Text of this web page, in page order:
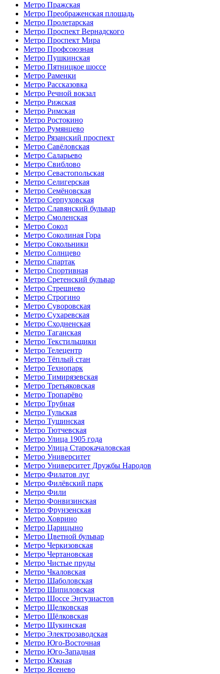
Метро Пражская
Метро Преображенская площадь
Метро Пролетарская
Метро Проспект Вернадского
Метро Проспект Мира
Метро Профсоюзная
Метро Пушкинская
Метро Пятницкое шоссе
Метро Раменки
Метро Рассказовка
Метро Речной вокзал
Метро Рижская
Метро Римская
Метро Ростокино
Метро Румянцево
Метро Рязанский проспект
Метро Савёловская
Метро Саларьево
Метро Свиблово
Метро Севастопольская
Метро Селигерская
Метро Семёновская
Метро Серпуховская
Метро Славянский бульвар
Метро Смоленская
Метро Сокол
Метро Соколиная Гора
Метро Сокольники
Метро Солнцево
Метро Спартак
Метро Спортивная
Метро Сретенский бульвар
Метро Стрешнево
Метро Строгино
Метро Суворовская
Метро Сухаревская
Метро Сходненская
Метро Таганская
Метро Текстильщики
Метро Телецентр
Метро Тёплый стан
Метро Технопарк
Метро Тимирязевская
Метро Третьяковская
Метро Тропарёво
Метро Трубная
Метро Тульская
Метро Тушинская
Метро Тютчевская
Метро Улица 1905 года
Метро Улица Старокачаловская
Метро Университет
Метро Университет Дружбы Народов
Метро Филатов луг
Метро Филёвский парк
Метро Фили
Метро Фонвизинская
Метро Фрунзенская
Метро Ховрино
Метро Царицыно
Метро Цветной бульвар
Метро Черкизовская
Метро Чертановская
Метро Чистые пруды
Метро Чкаловская
Метро Шаболовская
Метро Шипиловская
Метро Шоссе Энтузиастов
Метро Щелковская
Метро Щёлковская
Метро Щукинская
Метро Электрозаводская
Метро Юго-Восточная
Метро Юго-Западная
Метро Южная
Метро Ясенево